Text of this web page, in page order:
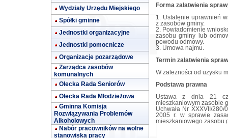
Wydziały Urzędu Miejskiego
Spółki gminne
Jednostki organizacyjne
Jednostki pomocnicze
Organizacje pozarządowe
Zarządca zasobów
komunalnych
Olecka Rada Seniorów
Olecka Rada Młodzieżowa
Gminna Komisja
Rozwiązywania Problemów
Alkoholowych
Nabór pracowników na wolne
stanowiska pracy
Forma załatwienia
1. Ustalenie uprawnień
z zasobów gminy.
2. Powiadomienie
zasobu gminy lub
powodu odmowy.
3. Umowa najmu.
Termin załatwienia
W zależności od uzysku
Podstawa prawna
Ustawa z dnia 21
mieszkaniowym zasobie
Uchwała Nr XXXVII/
2005 r. w sprawie
mieszkaniowego zasobu